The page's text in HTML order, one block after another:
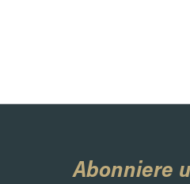
Abonniere